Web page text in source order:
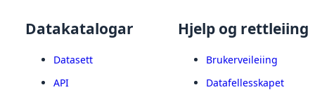
Datakatalogar
Datasett
API
Hjelp og rettleiing
Brukerveileiing
Datafellesskapet